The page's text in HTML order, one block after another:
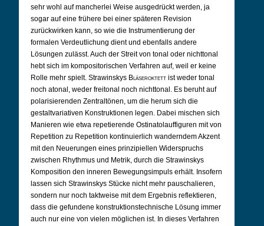
sehr wohl auf mancherlei Weise ausgedrückt werden, ja
sogar auf eine frühere bei einer späteren Revision
zurückwirken kann, so wie die Instrumentierung der
formalen Verdeutlichung dient und ebenfalls andere
Lösungen zulässt. Auch der Streit von tonal oder nichttonal
hebt sich im kompositorischen Verfahren auf, weil er keine
Rolle mehr spielt. Strawinskys Bläseroktett ist weder tonal
noch atonal, weder freitonal noch nichttonal. Es beruht auf
polarisierenden Zentraltönen, um die herum sich die
gestaltvariativen Konstruktionen legen. Dabei mischen sich
Manieren wie etwa repetierende Ostinatolauffiguren mit von
Repetition zu Repetition kontinuierlich wanderndem Akzent
mit den Neuerungen eines prinzipiellen Widerspruchs
zwischen Rhythmus und Metrik, durch die Strawinskys
Komposition den inneren Bewegungsimpuls erhält. Insofern
lassen sich Strawinskys Stücke nicht mehr pauschalieren,
sondern nur noch taktweise mit dem Ergebnis reflektieren,
dass die gefundene konstruktionstechnische Lösung immer
auch nur eine von vielen möglichen ist. In dieses Verfahren